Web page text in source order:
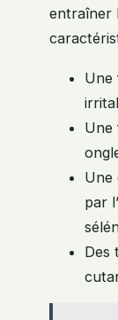
entraîner
Une
Une
Une
par
Des